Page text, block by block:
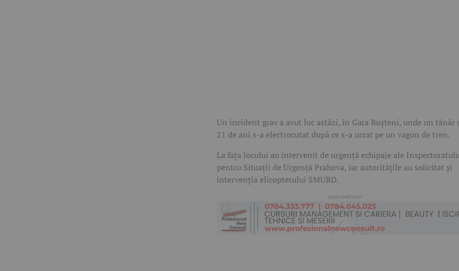
Un incident grav a avut loc astăzi, în Gara Bușteni, unde un tânăr
21 de ani s-a electrocutat după ce s-a urcat pe un vagon de tren.
La fața locului au intervenit de urgență echipaje ale
pentru Situații de Urgență Prahova, iar autoritățile au solicitat și
intervenția elicopterului SMURD.